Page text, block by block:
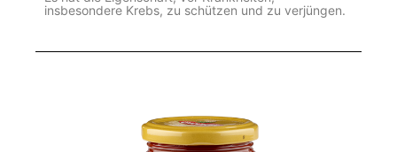
insbesondere Krebs, zu schützen und zu verjüngen.